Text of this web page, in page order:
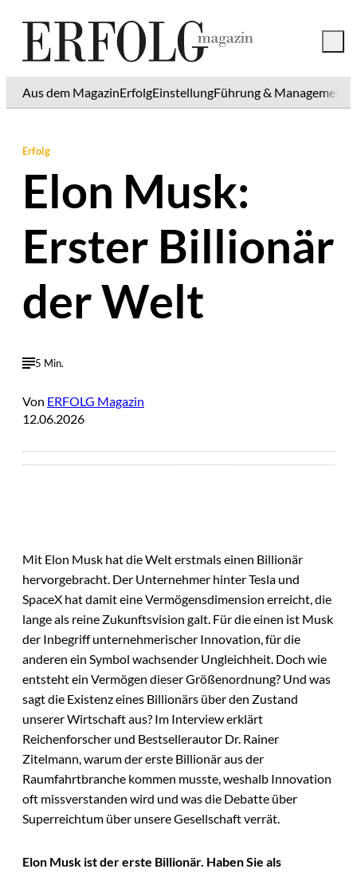
Aus dem MagazinErfolgEinstellungFührung & Management
Erfolg
Elon Musk:
Erster Billionär
der Welt
5 Min.
Von ERFOLG Magazin
12.06.2026
Mit Elon Musk hat die Welt erstmals einen Billionär
hervorgebracht. Der Unternehmer hinter Tesla und
SpaceX hat damit eine Vermögensdimension erreicht, die
lange als reine Zukunftsvision galt. Für die einen ist Musk
der Inbegriff unternehmerischer Innovation, für die
anderen ein Symbol wachsender Ungleichheit. Doch wie
entsteht ein Vermögen dieser Größenordnung? Und was
sagt die Existenz eines Billionärs über den Zustand
unserer Wirtschaft aus? Im Interview erklärt
Reichenforscher und Bestsellerautor Dr. Rainer
Zitelmann, warum der erste Billionär aus der
Raumfahrtbranche kommen musste, weshalb Innovation
oft missverstanden wird und was die Debatte über
Superreichtum über unsere Gesellschaft verrät.
Elon Musk ist der erste Billionär. Haben Sie als